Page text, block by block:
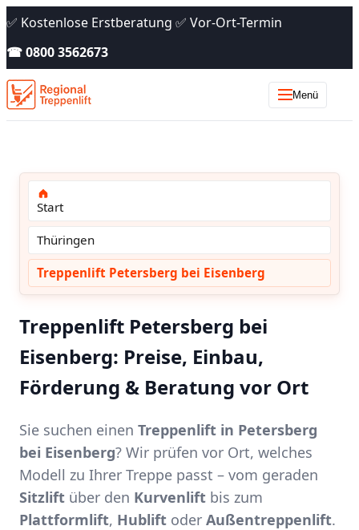
✅ Kostenlose Erstberatung ✅ Vor-Ort-Termin
☎ 0800 3562673
Menü
Start
Thüringen
Treppenlift Petersberg bei Eisenberg
Treppenlift Petersberg bei
Eisenberg: Preise, Einbau,
Förderung & Beratung vor Ort
Sie suchen einen Treppenlift in Petersberg
bei Eisenberg? Wir prüfen vor Ort, welches
Modell zu Ihrer Treppe passt – vom geraden
Sitzlift über den Kurvenlift bis zum
Plattformlift, Hublift oder Außentreppenlift.